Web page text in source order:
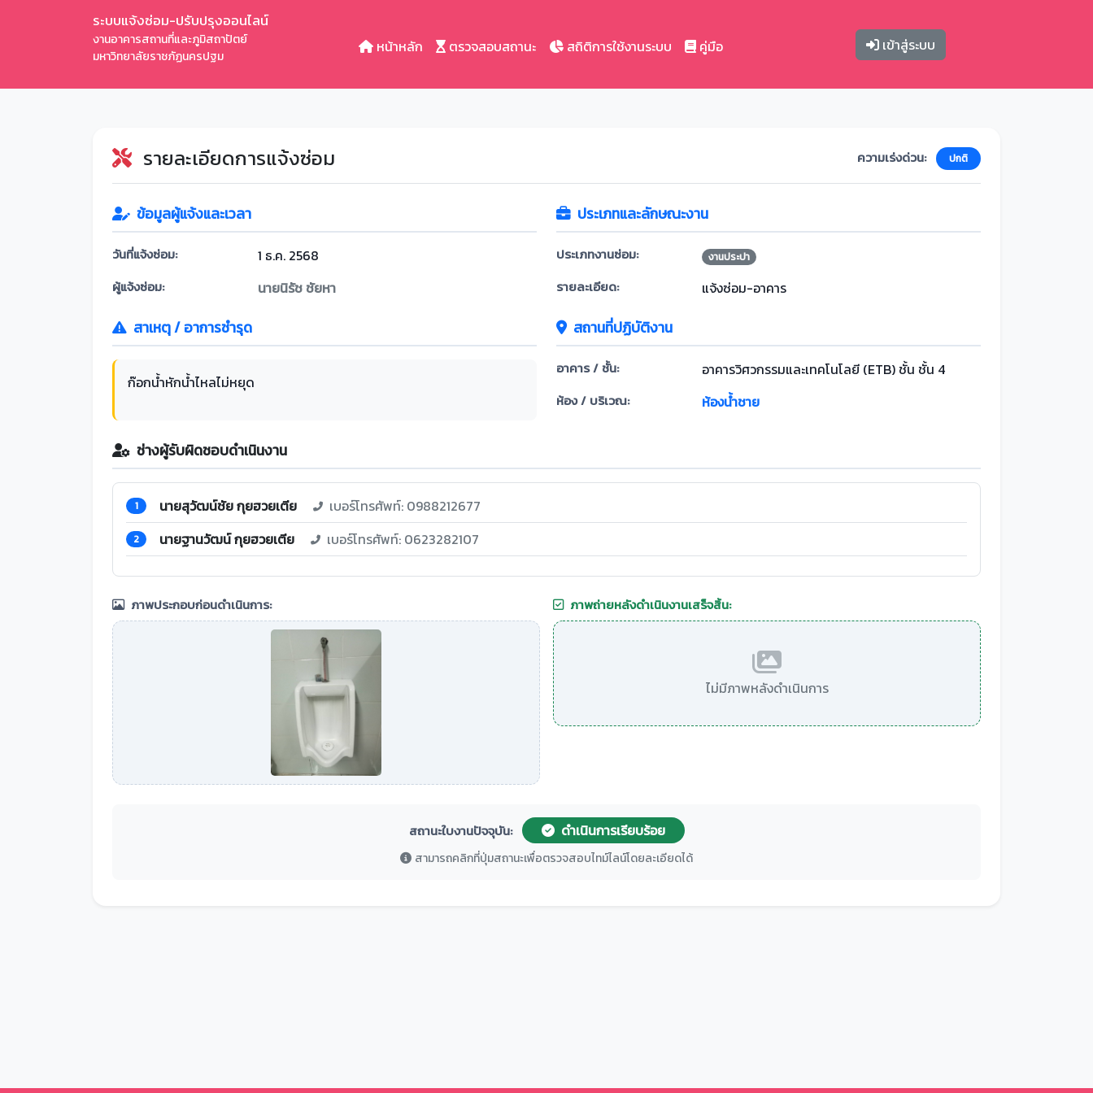
ระบบแจ้งซ่อม-ปรับปรุงออนไลน์
งานอาคารสถานที่และภูมิสถาปัตย์
มหาวิทยาลัยราชภัฏนครปฐม
หน้าหลัก ตรวจสอบสถานะ สถิติการใช้งานระบบ คู่มือ เข้าสู่ระบบ
รายละเอียดการแจ้งซ่อม ความเร่งด่วน: ปกติ
ข้อมูลผู้แจ้งและเวลา
วันที่แจ้งซ่อม: 1 ธ.ค. 2568
ผู้แจ้งซ่อม: นายนิรัช ชัยหา
ประเภทและลักษณะงาน
ประเภทงานซ่อม: งานประปา
รายละเอียด: แจ้งซ่อม-อาคาร
สาเหตุ / อาการชำรุด
ก๊อกน้ำหักน้ำไหลไม่หยุด
สถานที่ปฏิบัติงาน
อาคาร / ชั้น: อาคารวิศวกรรมและเทคโนโลยี (ETB) ชั้น ชั้น 4
ห้อง / บริเวณ: ห้องน้ำชาย
ช่างผู้รับผิดชอบดำเนินงาน
1 นายสุวัฒน์ชัย กุยฮวยเตีย เบอร์โทรศัพท์: 0988212677
2 นายฐานวัฒน์ กุยฮวยเตีย เบอร์โทรศัพท์: 0623282107
ภาพประกอบก่อนดำเนินการ: ภาพถ่ายหลังดำเนินงานเสร็จสิ้น:
ไม่มีภาพหลังดำเนินการ
สถานะใบงานปัจจุบัน: ดำเนินการเรียบร้อย
สามารถคลิกที่ปุ่มสถานะเพื่อตรวจสอบไทม์ไลน์โดยละเอียดได้